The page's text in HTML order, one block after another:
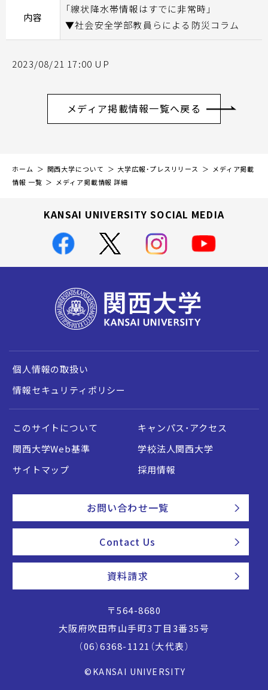
内容
「線状降水帯情報はすでに非常時」
▼社会安全学部教員らによる防災コラム
2023/08/21 17:00 UP
メディア掲載情報一覧へ戻る
ホーム 関西大学について 大学広報・プレスリリース
メディア掲載
情報 一覧
メディア掲載情報 詳細
KANSAI UNIVERSITY SOCIAL MEDIA
個人情報の取扱い
情報セキュリティポリシー
このサイトについて
キャンパス・アクセス
関西大学Web基準
学校法人関西大学
サイトマップ
採用情報
お問い合わせ一覧
Contact Us
資料請求
〒564-8680
大阪府吹田市山手町3丁目3番35号
（06）6368-1121（大代表）
©KANSAI UNIVERSITY